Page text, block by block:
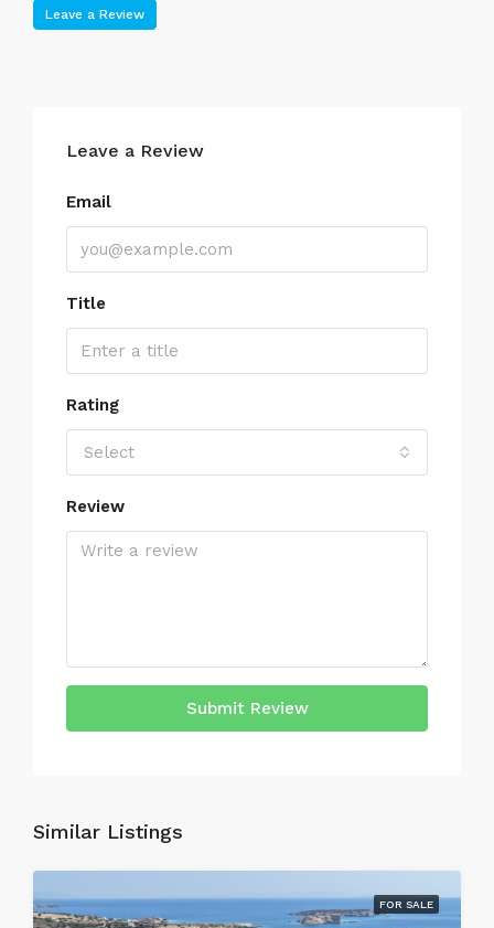
Leave a Review
Leave a Review
Email
Title
Rating
Select
Review
Submit Review
Similar Listings
FOR SALE